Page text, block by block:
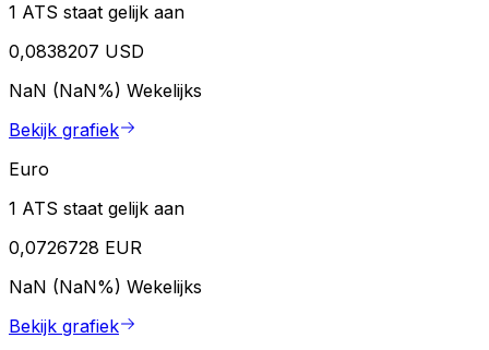
1 ATS staat gelijk aan
0,0838207 USD
NaN (NaN%) Wekelijks
Bekijk grafiek
Euro
1 ATS staat gelijk aan
0,0726728 EUR
NaN (NaN%) Wekelijks
Bekijk grafiek